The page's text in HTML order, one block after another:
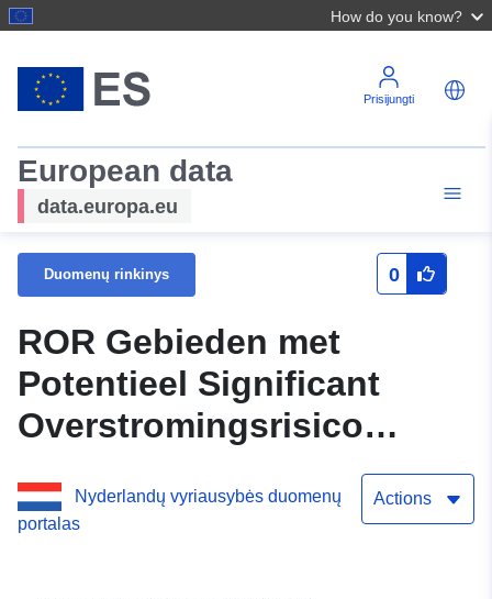
How do you know?
Prisijungti
European data
data.europa.eu
Duomenų rinkinys 0
ROR Gebieden met
Potentieel Significant
Overstromingsrisico
EU2018 vlakken typen A
en B (Richtlijn
Nyderlandų vyriausybės duomenų
portalas
Actions